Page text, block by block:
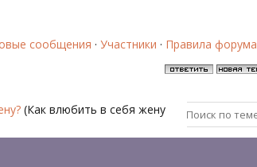
сообщения · Участники · Правила форума
(Как влюбить в себя жену